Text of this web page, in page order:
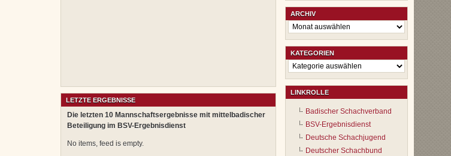
LETZTE ERGEBNISSE
Die letzten 10 Mannschaftsergebnisse mit mittelbadischer
Beteiligung im BSV-Ergebnisdienst
No items, feed is empty.
ARCHIV
Archiv
KATEGORIEN
Kategorien
LINKROLLE
Badischer Schachverband
BSV-Ergebnisdienst
Deutsche Schachjugend
Deutscher Schachbund